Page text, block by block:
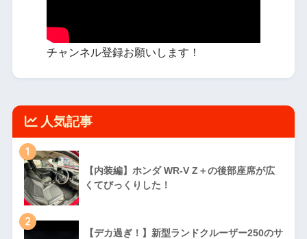
チャンネル登録お願いします！
人気記事
1
【内装編】ホンダ WR-V Z＋の後部座席が広
くてびっくりした！
2
【デカ過ぎ！】新型ランドクルーザー250のサ